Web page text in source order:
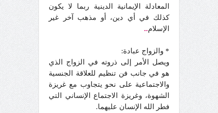
المعادلة الإيمانية الدينية ربما لا يكون
كذلك في أي دين، أو مذهب آخر غير
الإسلام..
* والزواج عبادة:
ويصل الأمر إلى ذروته في الزواج الذي
هو في جانب فن تنظيم للعلاقة الجنسية
والاجتماعية على نحو يتجاوب مع غريزة
الشهوة، وغريزة الاجتماع الإنساني التي
فطر الله الإنسان عليهما.